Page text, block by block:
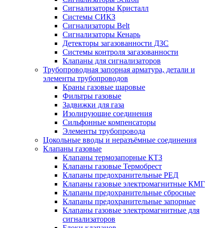
Сигнализаторы Кристалл
Системы СИКЗ
Сигнализаторы Belt
Сигнализаторы Кенарь
Детекторы загазованности ДЗС
Системы контроля загазованности
Клапаны для сигнализаторов
Трубопроводная запорная арматура, детали и
элементы трубопроводов
Краны газовые шаровые
Фильтры газовые
Задвижки для газа
Изолирующие соединения
Сильфонные компенсаторы
Элементы трубопровода
Цокольные вводы и неразъёмные соединения
Клапаны газовые
Клапаны термозапорные КТЗ
Клапаны газовые Термобрест
Клапаны предохранительные РЕД
Клапаны газовые электромагнитные КМГ
Клапаны предохранительные сбросные
Клапаны предохранительные запорные
Клапаны газовые электромагнитные для
сигнализаторов